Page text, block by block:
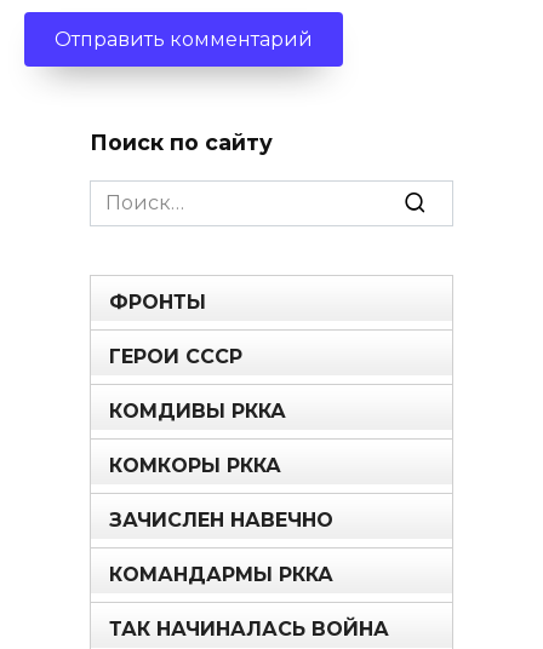
Поиск по сайту
Search
for:
ФРОНТЫ
ГЕРОИ СССР
КОМДИВЫ РККА
КОМКОРЫ РККА
ЗАЧИСЛЕН НАВЕЧНО
КОМАНДАРМЫ РККА
ТАК НАЧИНАЛАСЬ ВОЙНА